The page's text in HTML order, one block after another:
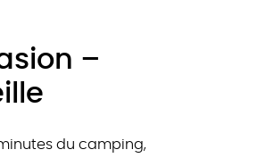
–
du camping,